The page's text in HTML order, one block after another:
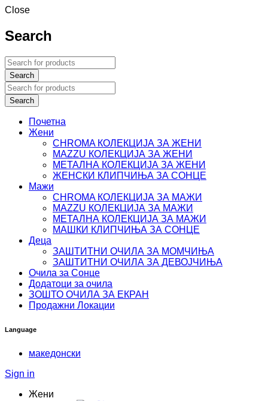
Close
Search
Почетна
Жени
CHROMA КОЛЕКЦИЈА ЗА ЖЕНИ
MAZZU КОЛЕКЦИЈА ЗА ЖЕНИ
МЕТАЛНА КОЛЕКЦИЈА ЗА ЖЕНИ
ЖЕНСКИ КЛИПЧИЊА ЗА СОНЦЕ
Мажи
CHROMA КОЛЕКЦИЈА ЗА МАЖИ
MAZZU КОЛЕКЦИЈА ЗА МАЖИ
МЕТАЛНА КОЛЕКЦИЈА ЗА МАЖИ
МАШКИ КЛИПЧИЊА ЗА СОНЦЕ
Деца
ЗАШТИТНИ ОЧИЛА ЗА МОМЧИЊА
ЗАШТИТНИ OЧИЛА ЗА ДЕВОЈЧИЊА
Очила за Сонце
Додатоци за очила
ЗOШТО ОЧИЛА ЗА ЕКРАН
Продажни Локации
Language
македонски
Sign in
Жени